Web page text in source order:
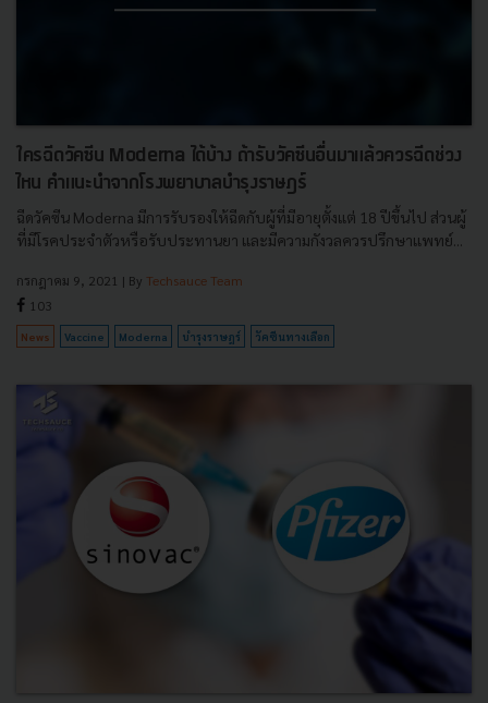
ใครฉีดวัคซีน Moderna ได้บ้าง ถ้ารับวัคซีนอื่นมาแล้วควรฉีดช่วง
ไหน คำแนะนำจากโรงพยาบาลบำรุงราษฎร์
ฉีดวัคซีน Moderna มีการรับรองให้ฉีดกับผู้ที่มีอายุตั้งแต่ 18 ปีขึ้นไป ส่วนผู้
ที่มีโรคประจำตัวหรือรับประทานยา และมีความกังวลควรปรึกษาแพทย์...
กรกฎาคม 9, 2021 | By Techsauce Team
103
News Vaccine Moderna บำรุงราษฎร์ วัคซีนทางเลือก